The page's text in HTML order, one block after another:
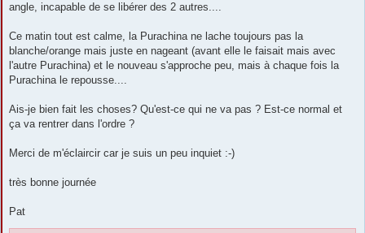
angle, incapable de se libérer des 2 autres....
Ce matin tout est calme, la Purachina ne lache toujours pas la
blanche/orange mais juste en nageant (avant elle le faisait mais avec
l'autre Purachina) et le nouveau s'approche peu, mais à chaque fois la
Purachina le repousse....
Ais-je bien fait les choses? Qu'est-ce qui ne va pas ? Est-ce normal et
ça va rentrer dans l'ordre ?
Merci de m'éclaircir car je suis un peu inquiet :-)
très bonne journée
Pat